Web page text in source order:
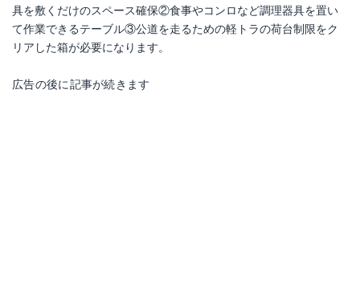
具を敷くだけのスペース確保②食事やコンロなど調理器具を置い
て作業できるテーブル③公道を走るための軽トラの荷台制限をク
リアした箱が必要になります。
広告の後に記事が続きます